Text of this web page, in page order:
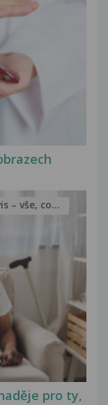
pro ty,
– vše, co...